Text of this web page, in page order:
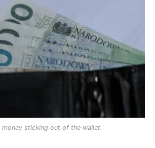
money sticking out of the wallet.